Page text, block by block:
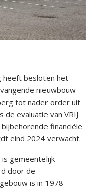
heeft besloten het
nieuwbouw
tot nader order uit
evaluatie van VRIJ
financiële
eind 2024 verwacht.
gemeentelijk
door de
is in 1978